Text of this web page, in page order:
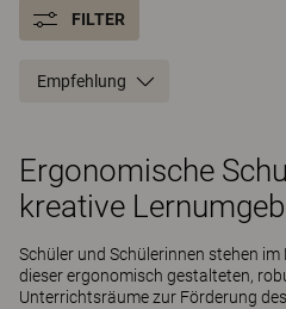
FILTER
Empfehlung
Ergonomische
kreative
Schüler und Schülerinnen stehen
dieser ergonomisch gestalteten,
Unterrichtsräume zur Förderung